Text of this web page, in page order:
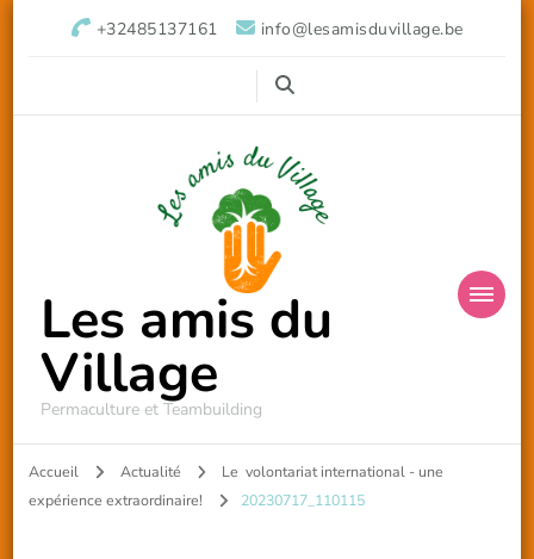
+32485137161 info@lesamisduvillage.be
Les amis du
Village
Permaculture et Teambuilding
Accueil Actualité
Le volontariat international - une
expérience extraordinaire!
20230717_110115